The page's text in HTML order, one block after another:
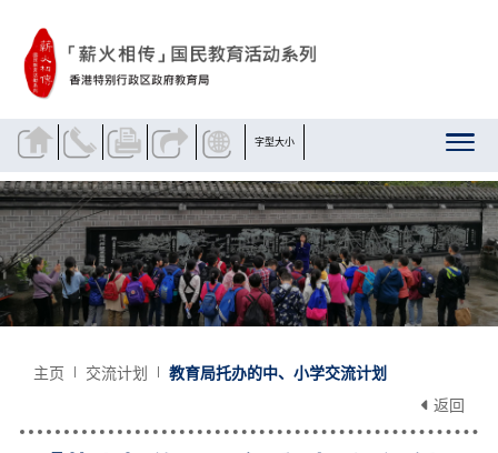
字型大小
主页 交流计划
教育局托办的中、小学交流计划
返回